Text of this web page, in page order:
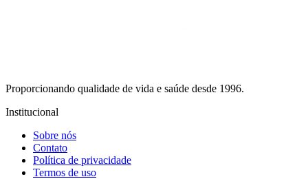
Proporcionando qualidade de vida e saúde desde 1996.
Institucional
Sobre nós
Contato
Política de privacidade
Termos de uso